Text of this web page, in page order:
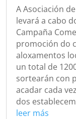
A Asociación
levará a cabo
Campaña
promoción do
aloxamentos
un total de
sortearán con
acadar cada
dos
leer más